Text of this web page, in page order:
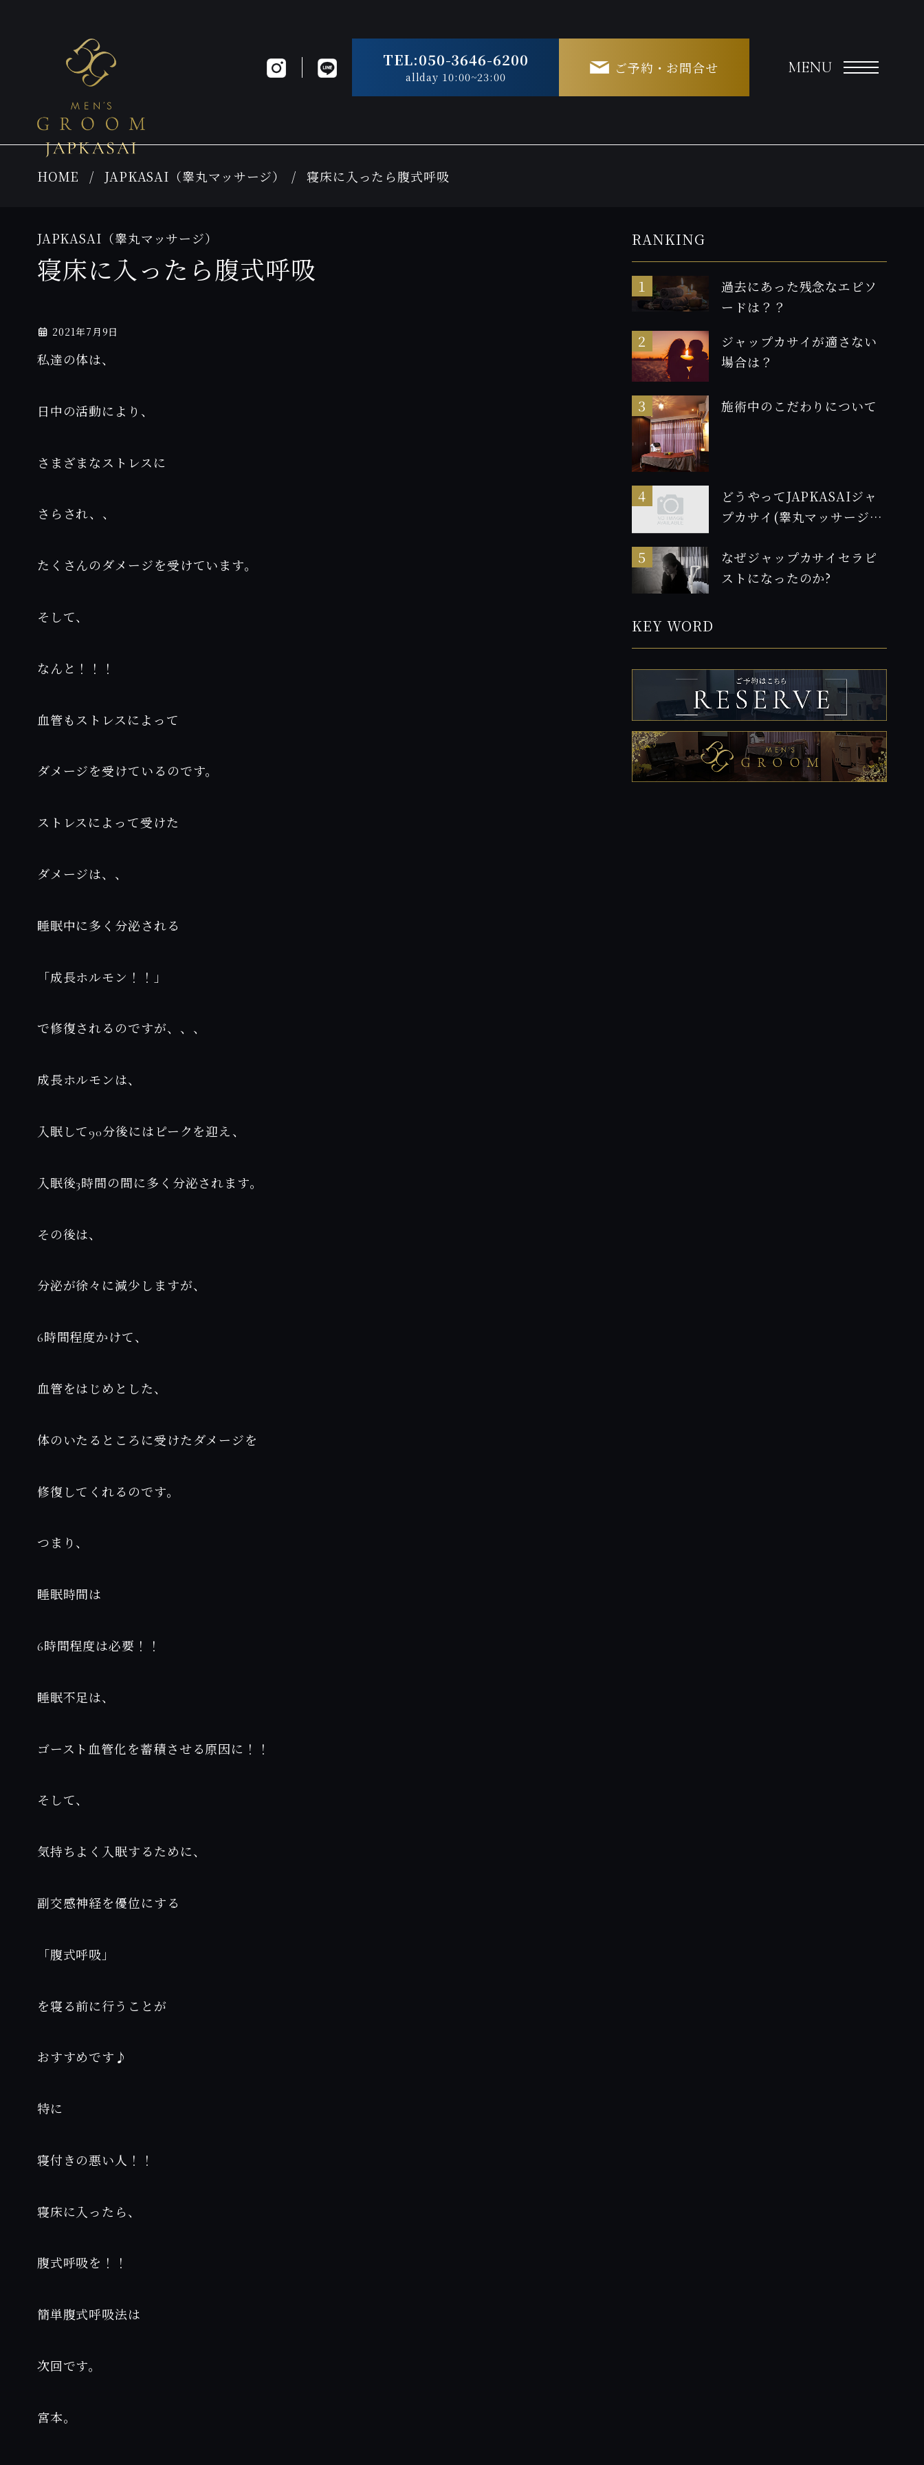
TEL:050-3646-6200
allday 10:00~23:00
ご予約・お問合せ MENU
HOME JAPKASAI（睾丸マッサージ） 寝床に入ったら腹式呼吸
JAPKASAI（睾丸マッサージ）
寝床に入ったら腹式呼吸
2021年7月9日
私達の体は、
日中の活動により、
さまざまなストレスに
さらされ、、
たくさんのダメージを受けています。
そして、
なんと！！！
血管もストレスによって
ダメージを受けているのです。
ストレスによって受けた
ダメージは、、
睡眠中に多く分泌される
「成長ホルモン！！」
で修復されるのですが、、、
成長ホルモンは、
入眠して90分後にはピークを迎え、
入眠後3時間の間に多く分泌されます。
その後は、
分泌が徐々に減少しますが、
6時間程度かけて、
血管をはじめとした、
体のいたるところに受けたダメージを
修復してくれるのです。
つまり、
睡眠時間は
6時間程度は必要！！
睡眠不足は、
ゴースト血管化を蓄積させる原因に！！
そして、
気持ちよく入眠するために、
副交感神経を優位にする
「腹式呼吸」
を寝る前に行うことが
おすすめです♪
特に
寝付きの悪い人！！
寝床に入ったら、
腹式呼吸を！！
簡単腹式呼吸法は
次回です。
宮本。
RANKING
過去にあった残念なエピソ
ードは？？
ジャップカサイが適さない
場合は？
施術中のこだわりについて
どうやってJAPKASAIジャ
プカサイ(睾丸マッサージ)
なぜジャップカサイセラピ
ストになったのか?
KEY WORD